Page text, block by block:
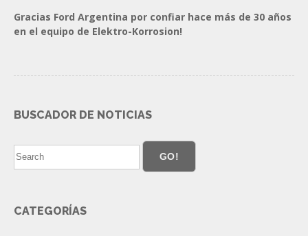
Gracias Ford Argentina por confiar hace más de 30 años
en el equipo de Elektro-Korrosion!
BUSCADOR DE NOTICIAS
GO!
CATEGORÍAS